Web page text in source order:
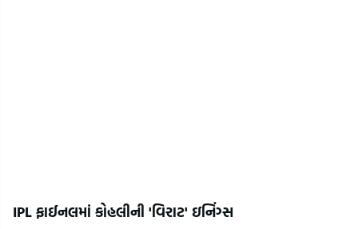
IPL ફાઈનલમાં કોહલીની 'વિરાટ' ઇનિંગ્સ